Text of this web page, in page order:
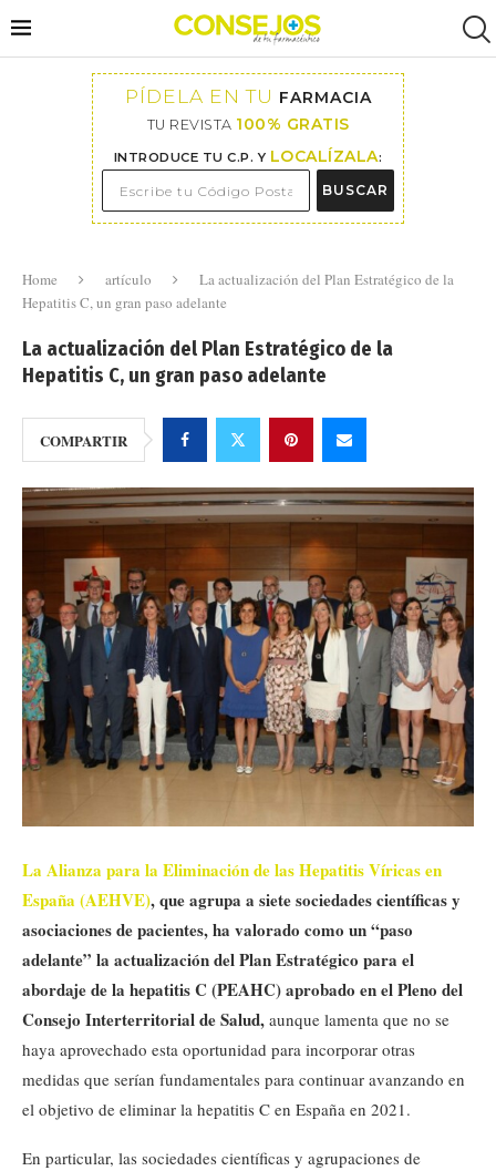
PÍDELA EN TU FARMACIA
TU REVISTA 100% GRATIS
INTRODUCE TU C.P. Y LOCALÍZALA:
BUSCAR
Home artículo
La actualización del Plan Estratégico de la
Hepatitis C, un gran paso adelante
La actualización del Plan Estratégico de la
Hepatitis C, un gran paso adelante
COMPARTIR
La Alianza para la Eliminación de las Hepatitis Víricas en
España (AEHVE), que agrupa a siete sociedades científicas y
asociaciones de pacientes, ha valorado como un “paso
adelante” la actualización del Plan Estratégico para el
abordaje de la hepatitis C (PEAHC) aprobado en el Pleno del
Consejo Interterritorial de Salud, aunque lamenta que no se
haya aprovechado esta oportunidad para incorporar otras
medidas que serían fundamentales para continuar avanzando en
el objetivo de eliminar la hepatitis C en España en 2021.
En particular, las sociedades científicas y agrupaciones de